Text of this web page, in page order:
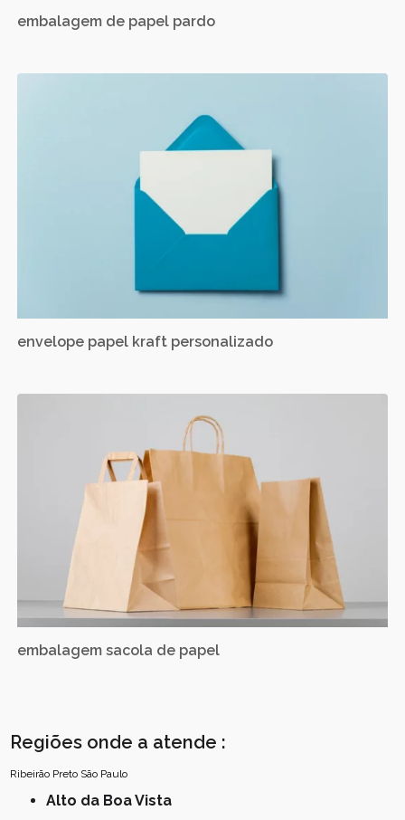
embalagem de papel pardo
envelope papel kraft personalizado
embalagem sacola de papel
Regiões onde a atende :
Ribeirão Preto São Paulo
Alto da Boa Vista